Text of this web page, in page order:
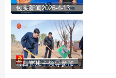
包头新闻2026-4-13
市四套班子领导参加义务植树活动